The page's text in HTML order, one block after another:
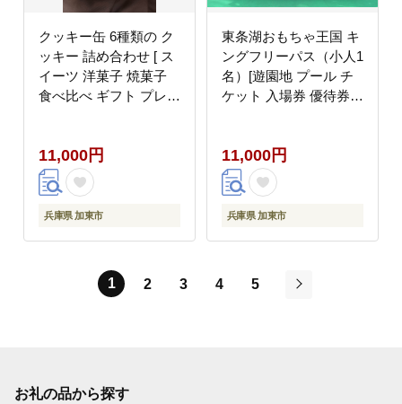
クッキー缶 6種類の ク
ッキー 詰め合わせ [ ス
イーツ 洋菓子 焼菓子
食べ比べ ギフト プレゼ
11,000円
兵庫県 加東市
東条湖おもちゃ王国 キ
ングフリーパス（小人1
名）[遊園地 プール チ
ケット 入場券 優待券
11,000円
兵庫県 加東市
1 2 3 4
5
お礼の品から探す